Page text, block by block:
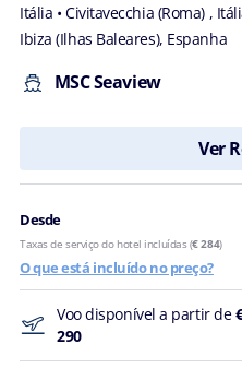
Itália • Civitavecchia (Roma) ,
Ibiza (Ilhas Baleares), Espanha
MSC Seaview
Ver
Desde
Taxas de serviço do hotel incluídas (€ 284)
O que está incluído no preço?
Voo disponível a partir de
290